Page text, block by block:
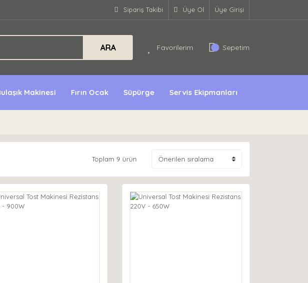
Sipariş Takibi Üye Ol Üye Girişi
ARA Favorilerim Sepetim
Makinesi Fırın Ocak Süpürge Servis Ekipmanları
Toplam 9 ürün